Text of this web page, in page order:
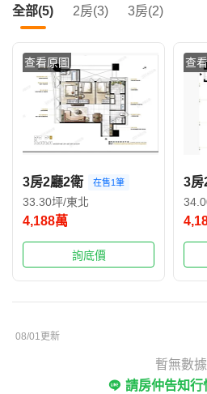
全部(5) 2房(3) 3房(2)
查看原圖
3房2廳2衛 在售1筆
33.30坪/東北
4,188萬
詢底價
查
3房
08/01更新
暫無數據
請房仲告知行